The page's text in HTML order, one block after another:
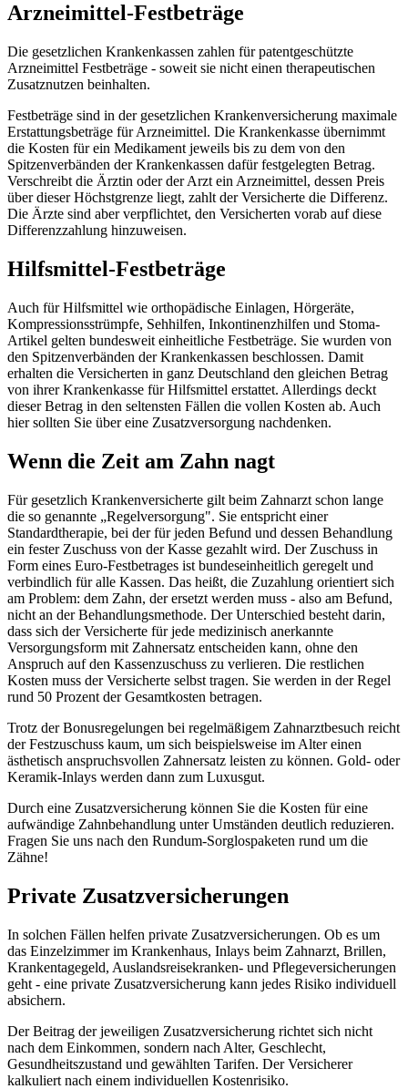
Arzneimittel-Festbeträge
Die gesetzlichen Krankenkassen zahlen für patentgeschützte
Arzneimittel Festbeträge - soweit sie nicht einen therapeutischen
Zusatznutzen beinhalten.
Festbeträge sind in der gesetzlichen Krankenversicherung maximale
Erstattungsbeträge für Arzneimittel. Die Krankenkasse übernimmt
die Kosten für ein Medikament jeweils bis zu dem von den
Spitzenverbänden der Krankenkassen dafür festgelegten Betrag.
Verschreibt die Ärztin oder der Arzt ein Arzneimittel, dessen Preis
über dieser Höchstgrenze liegt, zahlt der Versicherte die Differenz.
Die Ärzte sind aber verpflichtet, den Versicherten vorab auf diese
Differenzzahlung hinzuweisen.
Hilfsmittel-Festbeträge
Auch für Hilfsmittel wie orthopädische Einlagen, Hörgeräte,
Kompressionsstrümpfe, Sehhilfen, Inkontinenzhilfen und Stoma-
Artikel gelten bundesweit einheitliche Festbeträge. Sie wurden von
den Spitzenverbänden der Krankenkassen beschlossen. Damit
erhalten die Versicherten in ganz Deutschland den gleichen Betrag
von ihrer Krankenkasse für Hilfsmittel erstattet. Allerdings deckt
dieser Betrag in den seltensten Fällen die vollen Kosten ab. Auch
hier sollten Sie über eine Zusatzversorgung nachdenken.
Wenn die Zeit am Zahn nagt
Für gesetzlich Krankenversicherte gilt beim Zahnarzt schon lange
die so genannte „Regelversorgung". Sie entspricht einer
Standardtherapie, bei der für jeden Befund und dessen Behandlung
ein fester Zuschuss von der Kasse gezahlt wird. Der Zuschuss in
Form eines Euro-Festbetrages ist bundeseinheitlich geregelt und
verbindlich für alle Kassen. Das heißt, die Zuzahlung orientiert sich
am Problem: dem Zahn, der ersetzt werden muss - also am Befund,
nicht an der Behandlungsmethode. Der Unterschied besteht darin,
dass sich der Versicherte für jede medizinisch anerkannte
Versorgungsform mit Zahnersatz entscheiden kann, ohne den
Anspruch auf den Kassenzuschuss zu verlieren. Die restlichen
Kosten muss der Versicherte selbst tragen. Sie werden in der Regel
rund 50 Prozent der Gesamtkosten betragen.
Trotz der Bonusregelungen bei regelmäßigem Zahnarztbesuch reicht
der Festzuschuss kaum, um sich beispielsweise im Alter einen
ästhetisch anspruchsvollen Zahnersatz leisten zu können. Gold- oder
Keramik-Inlays werden dann zum Luxusgut.
Durch eine Zusatzversicherung können Sie die Kosten für eine
aufwändige Zahnbehandlung unter Umständen deutlich reduzieren.
Fragen Sie uns nach den Rundum-Sorglospaketen rund um die
Zähne!
Private Zusatzversicherungen
In solchen Fällen helfen private Zusatzversicherungen. Ob es um
das Einzelzimmer im Krankenhaus, Inlays beim Zahnarzt, Brillen,
Krankentagegeld, Auslandsreisekranken- und Pflegeversicherungen
geht - eine private Zusatzversicherung kann jedes Risiko individuell
absichern.
Der Beitrag der jeweiligen Zusatzversicherung richtet sich nicht
nach dem Einkommen, sondern nach Alter, Geschlecht,
Gesundheitszustand und gewählten Tarifen. Der Versicherer
kalkuliert nach einem individuellen Kostenrisiko.